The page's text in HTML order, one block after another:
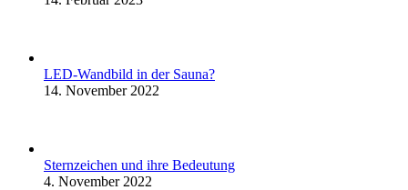
LED-Wandbild in der Sauna?
14. November 2022
Sternzeichen und ihre Bedeutung
4. November 2022